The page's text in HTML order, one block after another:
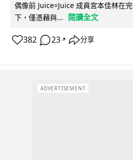
偶像前 Juice=Juice 成員宮本佳林在
下，僅憑藉與...
閱讀全文
382 23 ↗ 分享
ADVERTISEMENT